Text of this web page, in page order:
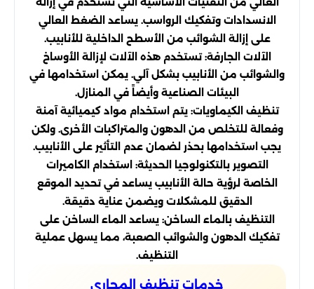
الانسدادات وتفكيك الرواسب. يساعد الضغط العالي
على إزالة الشوائب من الأسطح الداخلية للأنابيب.
الآلات الجارفة: تستخدم هذه الآلات لإزالة الأوساخ
والشوائب من الأنابيب بشكل آلي. يمكن استخدامها في
البيئات الصناعية وأيضاً في المنازل.
تنظيف الكيماويات: يتم استخدام مواد كيميائية آمنة
وفعالة للتخلص من الدهون والمتراكبات الأخرى. ولكن
يجب استخدامها بحذر لضمان عدم التأثير على الأنابيب.
التصوير بالتكنولوجيا الحديثة: استخدام الكاميرات
الخاصة لرؤية حالة الأنابيب يساعد في تحديد الموقع
الدقيق للمشكلات ويضمن عناية دقيقة.
التنظيف بالماء الساخن: يساعد الماء الساخن على
تفكيك الدهون والشوائب الصعبة، مما يسهل عملية
التنظيف.
خدمات تنظيف المجاري